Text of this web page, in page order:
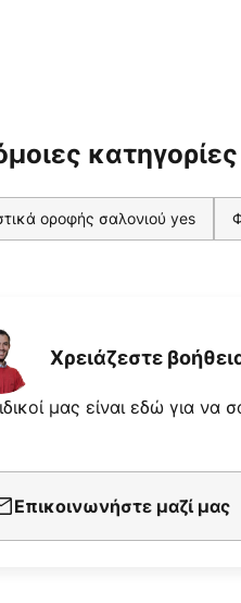
κατηγορίες
οροφής σαλονιού yes
Χρειάζεστε
μας είναι εδώ για να
Επικοινωνήστε μαζί μας